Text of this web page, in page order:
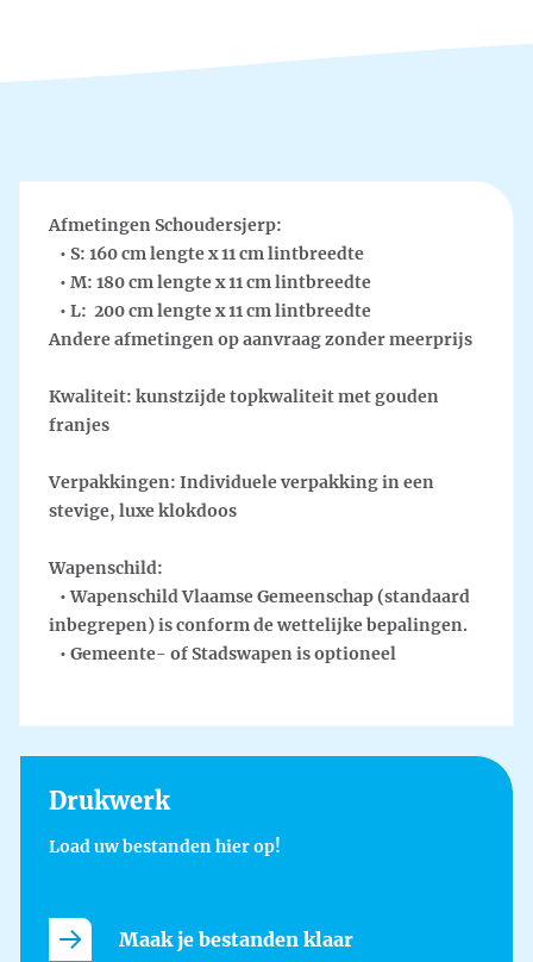
Afmetingen Schoudersjerp:
• S: 160 cm lengte x 11 cm lintbreedte
• M: 180 cm lengte x 11 cm lintbreedte
• L: 200 cm lengte x 11 cm lintbreedte
Andere afmetingen op aanvraag zonder meerprijs
Kwaliteit: kunstzijde topkwaliteit met gouden
franjes
Verpakkingen: Individuele verpakking in een
stevige, luxe klokdoos
Wapenschild:
• Wapenschild Vlaamse Gemeenschap (standaard
inbegrepen) is conform de wettelijke bepalingen.
• Gemeente- of Stadswapen is optioneel
Drukwerk
Load uw bestanden hier op!
Maak je bestanden klaar